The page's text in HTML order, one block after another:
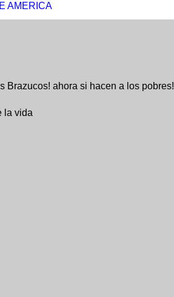
AMERICA
Brazucos! ahora si hacen a los pobres!
la vida